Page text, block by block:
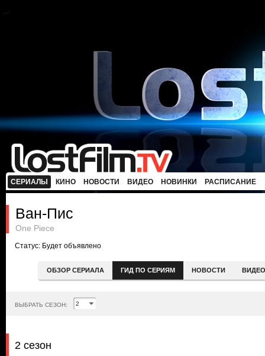
СЕРИАЛЫ КИНО НОВОСТИ ВИДЕО НОВИНКИ РАСПИСАНИЕ
Ван-Пис
One Piece
Статус: Будет объявлено
ОБЗОР СЕРИАЛА ГИД ПО СЕРИЯМ НОВОСТИ ВИДЕО
ВЫБРАТЬ СЕЗОН:
2 сезон